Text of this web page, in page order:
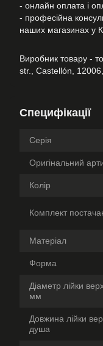
- онлайн оплата і
- професійна
наших магазинах у
Виробник товару -
str., Castellón,
Специфікації
Серія
Оригінальний
Колір
Комплект
Матеріал
Форма
Діаметр лійки
мм
Довжина лійки
душа